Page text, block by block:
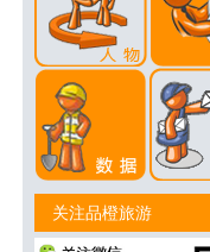
关注品橙旅游